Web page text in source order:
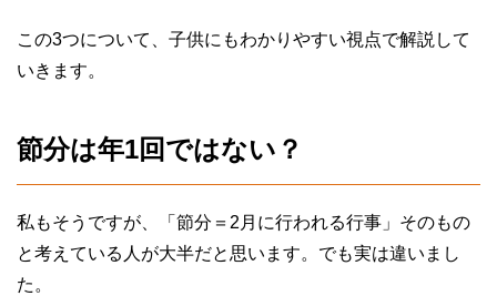
この3つについて、子供にもわかりやすい視点で解説して
いきます。
節分は年1回ではない？
私もそうですが、「節分＝2月に行われる行事」そのもの
と考えている人が大半だと思います。でも実は違いまし
た。